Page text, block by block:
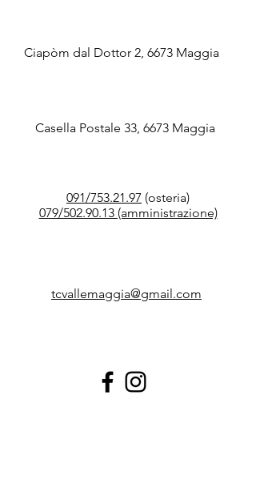
Ciapòm dal Dottor 2, 6673 Maggia
Casella Postale 33, 6673 Maggia
091/753.21.97 (osteria)
079/502.90.13 (amministrazione)
tcvallemaggia@gmail.com